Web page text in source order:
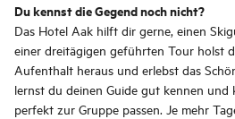
Du kennst die Gegend noch nicht?
Das Hotel Aak hilft dir gerne, einen
einer dreitägigen geführten Tour holst
Aufenthalt heraus und erlebst das
lernst du deinen Guide gut kennen und
perfekt zur Gruppe passen. Je mehr